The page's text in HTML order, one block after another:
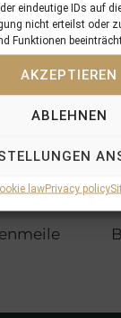
eindeutige IDs auf
nicht erteilst oder
Funktionen
AKZEPTIEREN
ABLEHNEN
lawPrivacy policy